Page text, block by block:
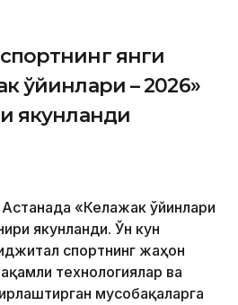
янги
ўйинлари – 2026»
якунланди
«Келажак ўйинлари
якунланди. Ўн кун
спортнинг жаҳон
технологиялар ва
мусобақаларга